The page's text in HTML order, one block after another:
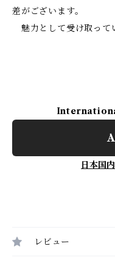
差がございます。
魅力として受け取って
日本国
レビュー